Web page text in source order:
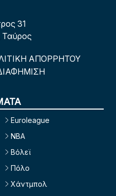
31
Ταύρος
ΑΠΟΡΡΗΤΟΥ
Euroleague
NBA
Βόλεϊ
Πόλο
Χάντμπολ